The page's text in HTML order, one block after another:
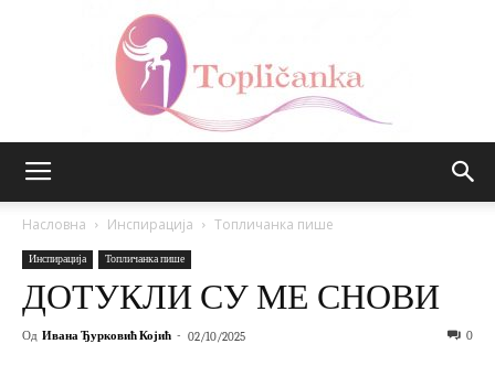
Насловна Инспирација Топличанка пише
Инспирација Топличанка пише
ДОТУКЛИ СУ МЕ СНОВИ
Од Ивана Ђурковић Којић - 02/10/2025 0